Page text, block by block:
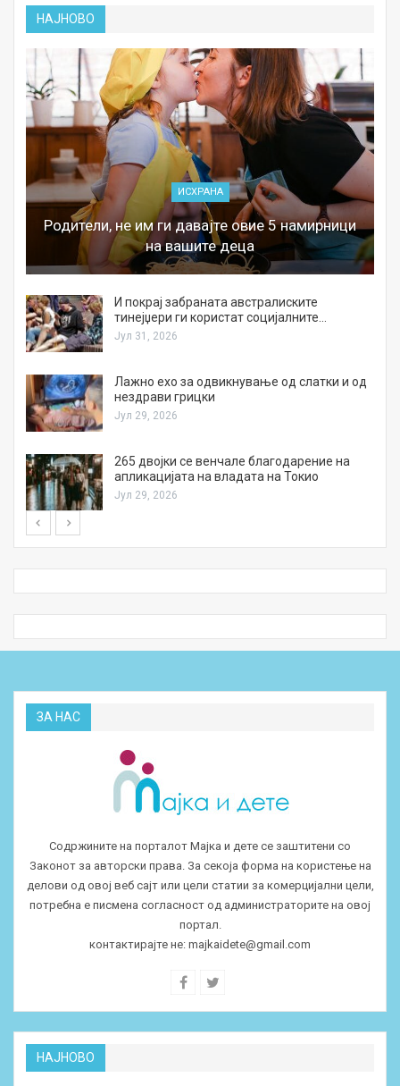
НАЈНОВО
ИСХРАНА
Родители, не им ги давајте овие 5 намирници
на вашите деца
И покрај забраната австралиските
тинејџери ги користат социјалните…
Јул 31, 2026
Лажно ехо за одвикнување од слатки и од
нездрави грицки
Јул 29, 2026
265 двојки се венчале благодарение на
апликацијата на владата на Токио
Јул 29, 2026
ЗА НАС
Содржините на порталот Мајка и дете се заштитени со
Законот за авторски права. За секоја форма на користење на
делови од овој веб сајт или цели статии за комерцијални цели,
потребна е писмена согласност од администраторите на овој
портал.
контактирајте не: majkaidete@gmail.com
НАЈНОВО